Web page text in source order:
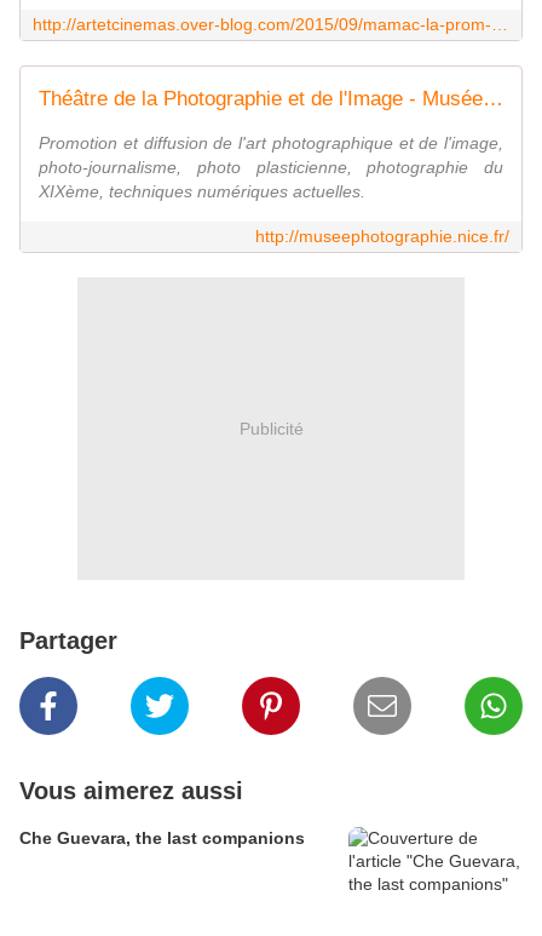
Théâtre de la Photographie et de l'Image - Musée de la photo à Nice
Promotion et diffusion de l'art photographique et de l'image,
photo-journalisme, photo plasticienne, photographie du
XIXème, techniques numériques actuelles.
http://museephotographie.nice.fr/
Publicité
Partager
Vous aimerez aussi
Che Guevara, the last companions